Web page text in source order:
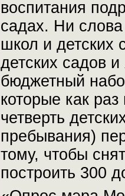
воспитания
садах. Ни
школ и детских
детских садов
бюджетный
которые как
четверть
пребывания)
тому, чтобы
построить 300